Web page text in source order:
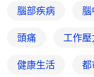
腦部疾病
頭痛 工作壓
健康生活 都